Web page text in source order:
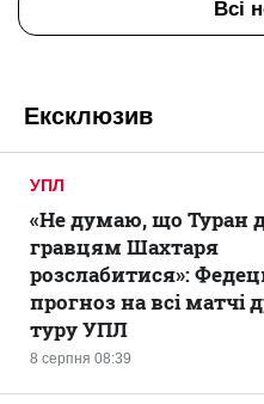
Всі
Ексклюзив
УПЛ
8 серпня 08:39
«Не думаю, що Туран
гравцям Шахтаря
розслабитися»:
прогноз на всі матчі
туру УПЛ